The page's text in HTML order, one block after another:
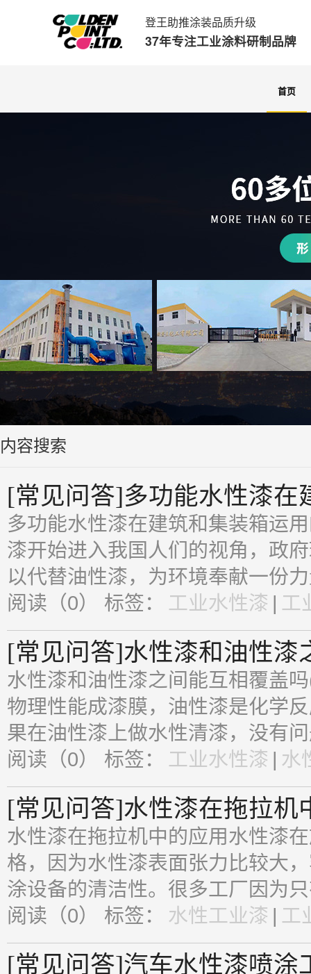
登王助推涂装品质升级
37年专注工业涂料研制品牌
首页
内容搜索
[常见问答]多功能水性漆在
多功能水性漆在建筑和集装箱运
漆开始进入我国人们的视角，政
以代替油性漆，为环境奉献一份
阅读（0） 标签： 工业水性漆 | 工
[常见问答]水性漆和油性漆
水性漆和油性漆之间能互相覆盖
物理性能成漆膜，油性漆是化学
果在油性漆上做水性清漆，没有
阅读（0） 标签： 工业水性漆 | 水
[常见问答]水性漆在拖拉机
水性漆在拖拉机中的应用水性漆
格，因为水性漆表面张力比较大
涂设备的清洁性。很多工厂因为
阅读（0） 标签： 水性工业漆 | 工
[常见问答]汽车水性漆喷涂